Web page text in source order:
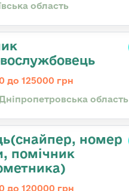
область
до 125000 грн
область
номер
помічник
до 120000 грн